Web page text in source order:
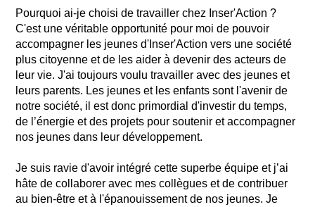
Pourquoi ai-je choisi de travailler chez Inser'Action ?
C'est une véritable opportunité pour moi de pouvoir
accompagner les jeunes d'Inser'Action vers une société
plus citoyenne et de les aider à devenir des acteurs de
leur vie. J'ai toujours voulu travailler avec des jeunes et
leurs parents. Les jeunes et les enfants sont l'avenir de
notre société, il est donc primordial d'investir du temps,
de l’énergie et des projets pour soutenir et accompagner
nos jeunes dans leur développement.
Je suis ravie d'avoir intégré cette superbe équipe et j’ai
hâte de collaborer avec mes collègues et de contribuer
au bien-être et à l'épanouissement de nos jeunes. Je